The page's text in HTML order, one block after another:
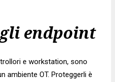
endpoint
e workstation, sono
ambiente OT. Proteggerli è